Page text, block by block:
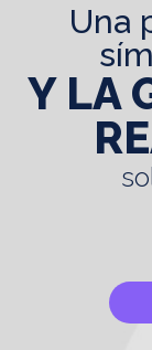
una pieza excepcional,
Y LA